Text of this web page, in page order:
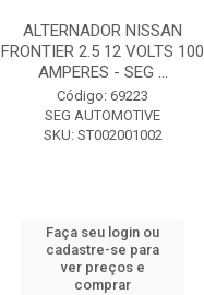
ALTERNADOR NISSAN
FRONTIER 2.5 12 VOLTS 100
AMPERES - SEG ...
Código: 69223
SEG AUTOMOTIVE
SKU: ST002001002
Faça seu login ou
cadastre-se para
ver preços e
comprar